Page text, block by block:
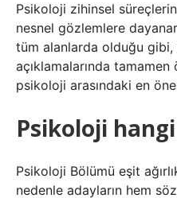
Psikoloji zihinsel süreçlerin
nesnel gözlemlere
tüm alanlarda olduğu gibi,
açıklamalarında
psikoloji arasındaki en
Psikoloji
Psikoloji Bölümü eşit
nedenle adayların hem